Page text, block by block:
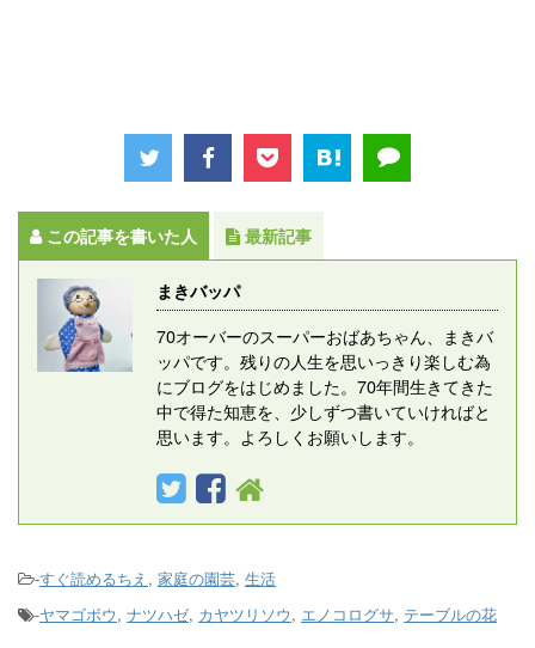
この記事を書いた人 最新記事
まきバッパ
70オーバーのスーパーおばあちゃん、まきバ
ッパです。残りの人生を思いっきり楽しむ為
にブログをはじめました。70年間生きてきた
中で得た知恵を、少しずつ書いていければと
思います。よろしくお願いします。
-すぐ読めるちえ , 家庭の園芸, 生活
-ヤマゴボウ, ナツハゼ, カヤツリソウ, エノコログサ, テーブルの花